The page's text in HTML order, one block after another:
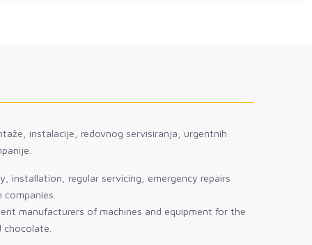
instalacije, redovnog servisiranja, urgentnih
installation, regular servicing, emergency repairs
manufacturers of machines and equipment for the